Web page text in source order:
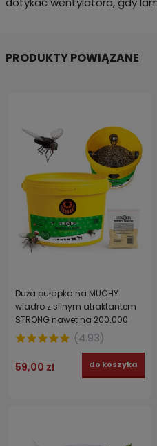
PRODUKTY POWIĄZANE
Duża pułapka na MUCHY
wiadro z silnym atraktantem
STRONG nawet na 200.000
much!
(4.93)
59,00 zł do koszyka